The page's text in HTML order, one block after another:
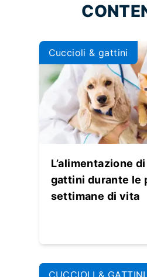
Cuccioli & gattini
L’alimentazione
gattini durante le
settimane di vita